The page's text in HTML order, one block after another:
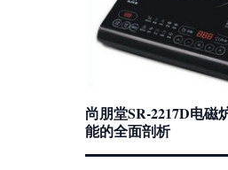
尚朋堂SR-2217D电磁
能的全面剖析